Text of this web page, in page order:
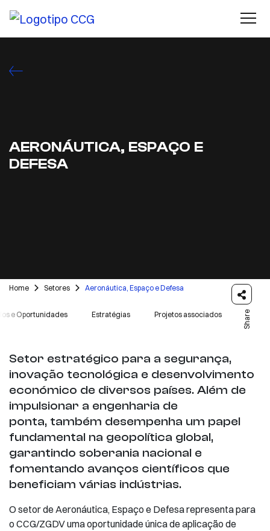
AERONÁUTICA, ESPAÇO E
DEFESA
Share
Home Setores Aeronáutica, Espaço e Defesa
e Oportunidades Estratégias Projetos associados
Setor estratégico para a segurança,
inovação tecnológica e desenvolvimento
económico de diversos países. Além de
impulsionar a engenharia de
ponta, também desempenha um papel
fundamental na geopolítica global,
garantindo soberania nacional e
fomentando avanços científicos que
beneficiam várias indústrias.
O setor de Aeronáutica, Espaço e Defesa representa para
o CCG/ZGDV uma oportunidade única de aplicação de